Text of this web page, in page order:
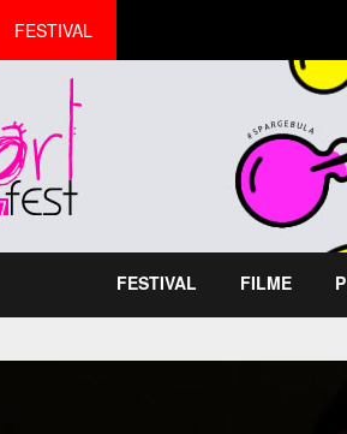
FESTIVAL
FESTIVAL FILME